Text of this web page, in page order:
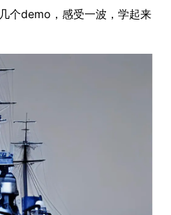
个demo，感受一波，学起来